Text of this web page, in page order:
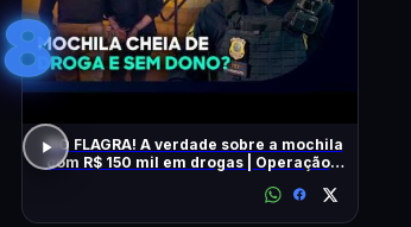
8
NO FLAGRA! A verdade sobre a mochila
com R$ 150 mil em drogas | Operação